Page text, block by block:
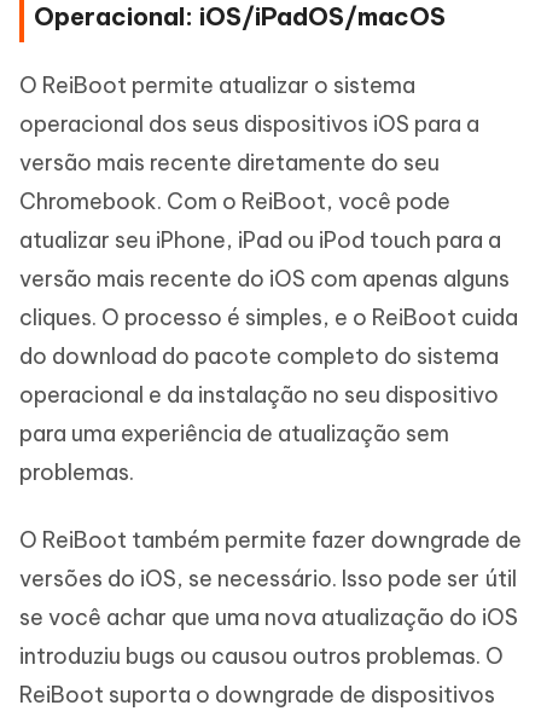
Operacional: iOS/iPadOS/macOS
O ReiBoot permite atualizar o sistema
operacional dos seus dispositivos iOS para a
versão mais recente diretamente do seu
Chromebook. Com o ReiBoot, você pode
atualizar seu iPhone, iPad ou iPod touch para a
versão mais recente do iOS com apenas alguns
cliques. O processo é simples, e o ReiBoot cuida
do download do pacote completo do sistema
operacional e da instalação no seu dispositivo
para uma experiência de atualização sem
problemas.
O ReiBoot também permite fazer downgrade de
versões do iOS, se necessário. Isso pode ser útil
se você achar que uma nova atualização do iOS
introduziu bugs ou causou outros problemas. O
ReiBoot suporta o downgrade de dispositivos